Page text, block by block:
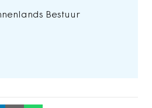
Bestuur